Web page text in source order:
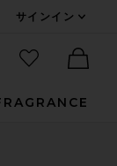
サインイン
ト検索
お気に入り